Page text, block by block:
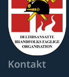
Kontakt